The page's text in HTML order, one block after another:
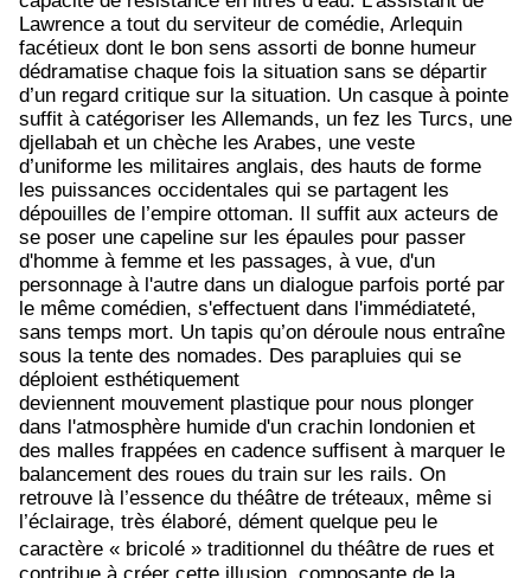
Lawrence a tout du serviteur de comédie, Arlequin
facétieux dont le bon sens assorti de bonne humeur
dédramatise chaque fois la situation sans se départir
d’un regard critique sur la situation. Un casque à pointe
suffit à catégoriser les Allemands, un fez les Turcs, une
djellabah et un chèche les Arabes, une veste
d’uniforme les militaires anglais, des hauts de forme
les puissances occidentales qui se partagent les
dépouilles de l’empire ottoman. Il suffit aux acteurs de
se poser une capeline sur les épaules pour passer
d'homme à femme et les passages, à vue, d'un
personnage à l'autre dans un dialogue parfois porté par
le même comédien, s'effectuent dans l'immédiateté,
sans temps mort. Un tapis qu’on déroule nous entraîne
sous la tente des nomades. Des parapluies qui se
déploient esthétiquement
deviennent mouvement plastique pour nous plonger
dans l'atmosphère humide d'un crachin londonien et
des malles frappées en cadence suffisent à marquer le
balancement des roues du train sur les rails. On
retrouve là l’essence du théâtre de tréteaux, même si
l’éclairage, très élaboré, dément quelque peu le
caractère « bricolé » traditionnel du théâtre de rues et